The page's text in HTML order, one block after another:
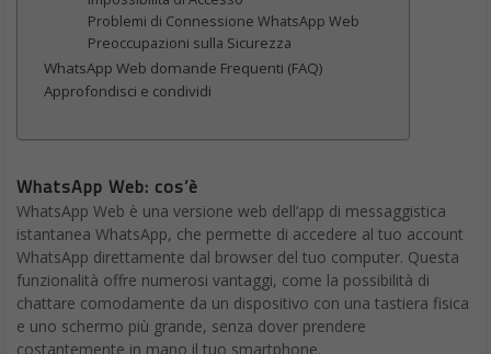
Con WhatsApp Web, puoi effettuare e ricevere chiamate vocali e
video direttamente dal tuo computer. Questa funzione è
particolarmente utile per le videochiamate di gruppo, che
possono essere più comode da gestire su un display più grande.
WhatsApp Web un’opzione valida per le riunioni di lavoro o le
Condivisione File
La condivisione di file è semplice e senza problemi su WhatsApp
Web. Puoi inviare documenti, fogli di calcolo, presentazioni e
altri tipi di file fino a un massimo di 100 MB per singolo file.
Questa funzionalità è particolarmente utile per la collaborazione
e la condivisione di informazioni con colleghi o amici.